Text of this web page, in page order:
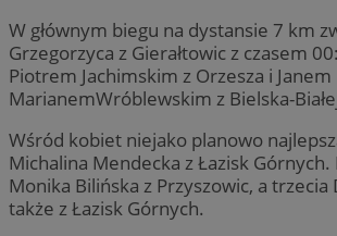
W głównym biegu na dystansie 7 km
Grzegorzyca z Gierałtowic z czasem
Piotrem Jachimskim z Orzesza i Janem
MarianemWróblewskim z Bielska-
Wśród kobiet niejako planowo
Michalina Mendecka z Łazisk Górnych.
Monika Bilińska z Przyszowic, a trzecia
także z Łazisk Górnych.